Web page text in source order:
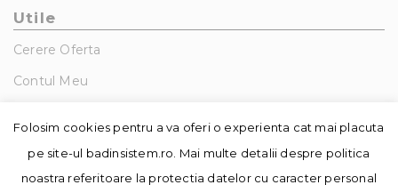
Utile
Cerere Oferta
Contul Meu
Folosim cookies pentru a va oferi o experienta cat mai placuta
pe site-ul badinsistem.ro. Mai multe detalii despre politica
noastra referitoare la protectia datelor cu caracter personal